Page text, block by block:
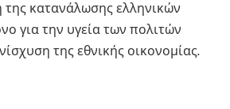
της κατανάλωσης ελληνικών
για την υγεία των πολιτών
της εθνικής οικονομίας.